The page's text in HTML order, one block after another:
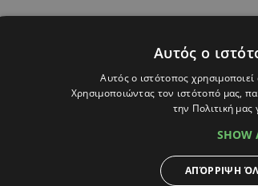
γεγονός πως
η Νέα Υόρκη ζει και αναπνέει
με την κατάκτηση του
κόντρα στο Σαν Αντόνιο, να
Αυτός ο
Αυτός ο ιστότοπος
Χρησιμοποιώντας τον ιστότοπό μας,
την Πολιτική
SHOW
ΑΠΌΡΡΙΨΗ